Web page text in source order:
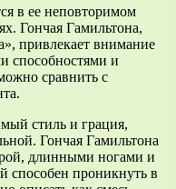
в ее неповторимом
Гончая Гамильтона,
привлекает внимание
способностями и
сравнить с
стиль и грация,
Гончая Гамильтона
длинными ногами и
способен проникнуть в